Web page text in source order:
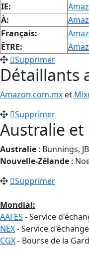
IE:
À:
Français:
ÊTRE:
Supprimer
Détaillants
Amazon.com.mx et
Supprimer
Australie et
Australie : Bunnings,
Nouvelle-Zélande :
Supprimer
Mondial:
AAFES - Service
NEX- Service
CGX- Bourse de la